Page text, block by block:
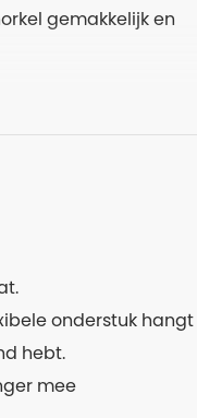
gemakkelijk en
onderstuk hangt
hebt.
mee